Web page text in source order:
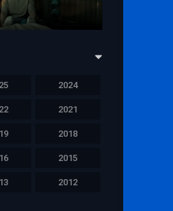
2024
2021
2018
2015
2012